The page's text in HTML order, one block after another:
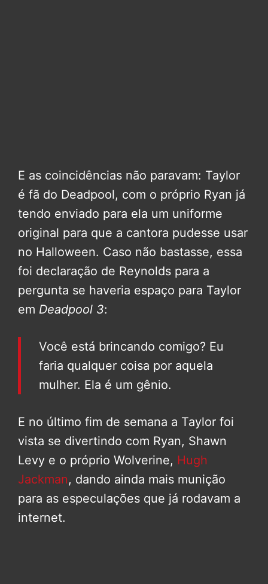
E as coincidências não paravam: Taylor
é fã do Deadpool, com o próprio Ryan já
tendo enviado para ela um uniforme
original para que a cantora pudesse usar
no Halloween. Caso não bastasse, essa
foi declaração de Reynolds para a
pergunta se haveria espaço para Taylor
em Deadpool 3:
Você está brincando comigo? Eu
faria qualquer coisa por aquela
mulher. Ela é um gênio.
E no último fim de semana a Taylor foi
vista se divertindo com Ryan, Shawn
Levy e o próprio Wolverine, Hugh
Jackman, dando ainda mais munição
para as especulações que já rodavam a
internet.